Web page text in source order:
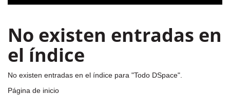
No existen entradas en
el índice
No existen entradas en el índice para "Todo DSpace".
Página de inicio